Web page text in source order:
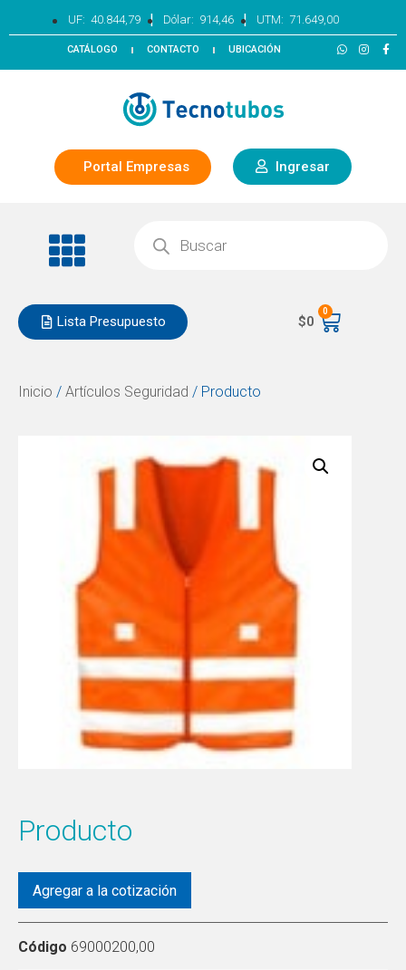
UF: 40.844,79 | Dólar: 914,46 | UTM: 71.649,00
CATÁLOGO CONTACTO UBICACIÓN
Portal Empresas Ingresar
Lista Presupuesto $0
0
Inicio / Artículos Seguridad / Producto
Producto
Agregar a la cotización
Código 69000200,00